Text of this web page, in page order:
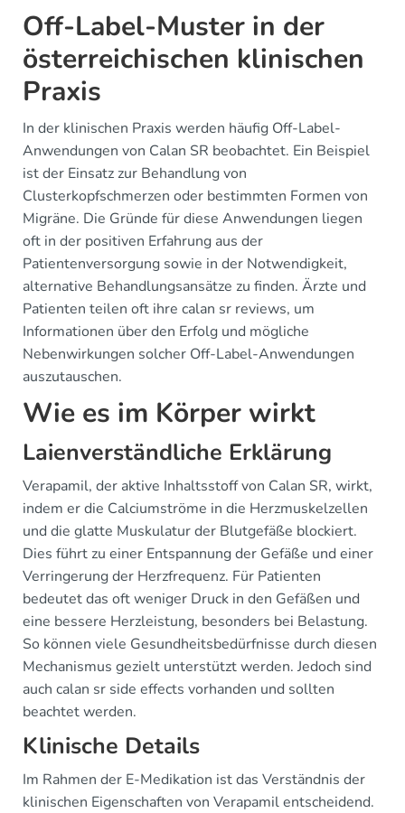
Off-Label-Muster in der
österreichischen klinischen
Praxis
In der klinischen Praxis werden häufig Off-Label-
Anwendungen von Calan SR beobachtet. Ein Beispiel
ist der Einsatz zur Behandlung von
Clusterkopfschmerzen oder bestimmten Formen von
Migräne. Die Gründe für diese Anwendungen liegen
oft in der positiven Erfahrung aus der
Patientenversorgung sowie in der Notwendigkeit,
alternative Behandlungsansätze zu finden. Ärzte und
Patienten teilen oft ihre calan sr reviews, um
Informationen über den Erfolg und mögliche
Nebenwirkungen solcher Off-Label-Anwendungen
auszutauschen.
Wie es im Körper wirkt
Laienverständliche Erklärung
Verapamil, der aktive Inhaltsstoff von Calan SR, wirkt,
indem er die Calciumströme in die Herzmuskelzellen
und die glatte Muskulatur der Blutgefäße blockiert.
Dies führt zu einer Entspannung der Gefäße und einer
Verringerung der Herzfrequenz. Für Patienten
bedeutet das oft weniger Druck in den Gefäßen und
eine bessere Herzleistung, besonders bei Belastung.
So können viele Gesundheitsbedürfnisse durch diesen
Mechanismus gezielt unterstützt werden. Jedoch sind
auch calan sr side effects vorhanden und sollten
beachtet werden.
Klinische Details
Im Rahmen der E-Medikation ist das Verständnis der
klinischen Eigenschaften von Verapamil entscheidend.